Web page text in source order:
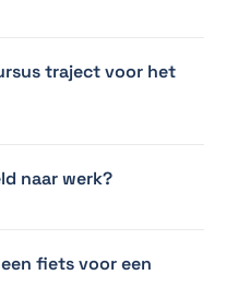
traject voor het
naar werk?
fiets voor een